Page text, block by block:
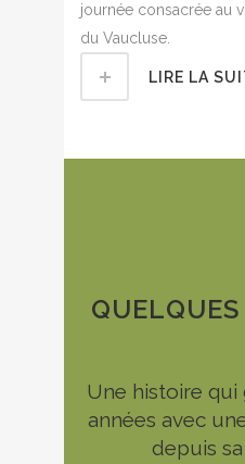
journée consacrée au
du Vaucluse.
LIRE LA
Une histoire qui
années avec
depuis